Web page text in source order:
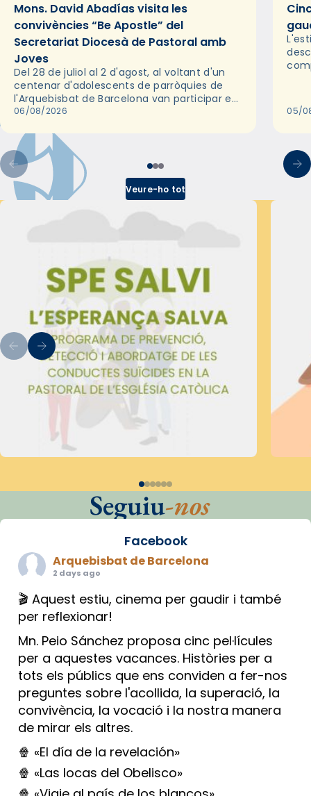
Mons. David Abadías visita les
convivències “Be Apostle” del
Secretariat Diocesà de Pastoral amb
Joves
Del 28 de juliol al 2 d'agost, al voltant d'un
centenar d'adolescents de parròquies de
l'Arquebisbat de Barcelona van participar en
les convivències Be Apostle, organitzades
06/08/2026 05/
Veure-ho tot
Seguiu-nos
Facebook
Arquebisbat de Barcelona
2 days ago
🎬 Aquest estiu, cinema per gaudir i també
per reflexionar!
Mn. Peio Sánchez proposa cinc pel·lícules
per a aquestes vacances. Històries per a
tots els públics que ens conviden a fer-nos
preguntes sobre l'acollida, la superació, la
convivència, la vocació i la nostra manera
de mirar els altres.
🍿 «El día de la revelación»
🍿 «Las locas del Obelisco»